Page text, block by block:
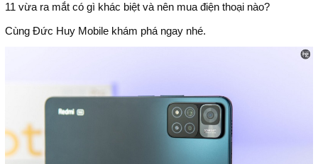
11 vừa ra mắt có gì khác biệt và nên mua điện thoại nào?
Cùng Đức Huy Mobile khám phá ngay nhé.